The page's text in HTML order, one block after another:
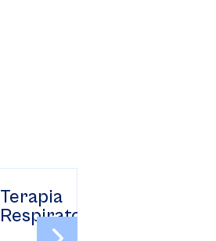
Terapia
Respiratoria